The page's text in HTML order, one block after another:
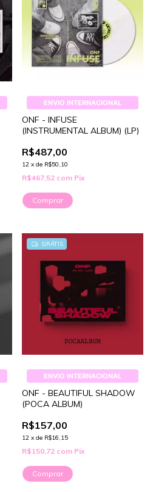
ENVIO INTERNACIONAL
ONF - INFUSE
(INSTRUMENTAL ALBUM) (LP)
R$487,00
12 x de R$50,10
R$467,52 com Pix
GRÁTIS
ENVIO INTERNACIONAL
ONF - BEAUTIFUL SHADOW
(POCA ALBUM)
R$157,00
12 x de R$16,15
R$150,72 com Pix